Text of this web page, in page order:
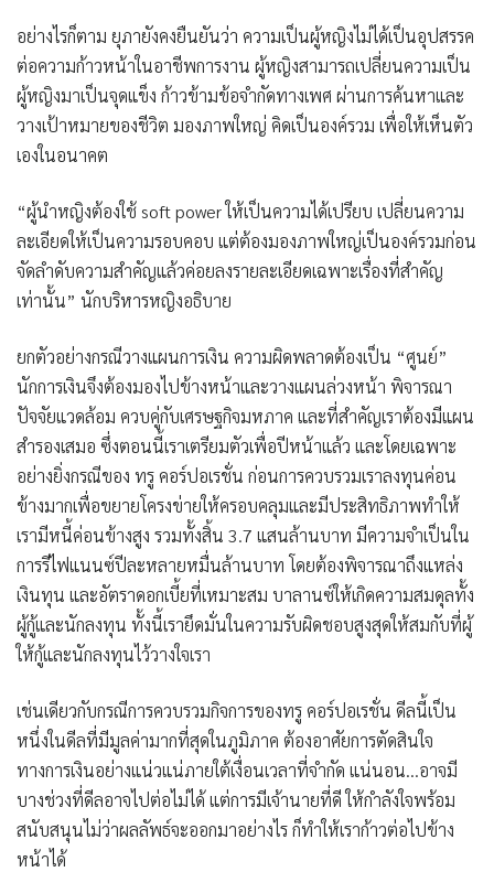
อย่างไรก็ตาม ยุภายังคงยืนยันว่า ความเป็นผู้หญิงไม่ได้เป็นอุปสรรค
ต่อความก้าวหน้าในอาชีพการงาน ผู้หญิงสามารถเปลี่ยนความเป็น
ผู้หญิงมาเป็นจุดแข็ง ก้าวข้ามข้อจำกัดทางเพศ ผ่านการค้นหาและ
วางเป้าหมายของชีวิต มองภาพใหญ่ คิดเป็นองค์รวม เพื่อให้เห็นตัว
เองในอนาคต
“ผู้นำหญิงต้องใช้ soft power ให้เป็นความได้เปรียบ เปลี่ยนความ
ละเอียดให้เป็นความรอบคอบ แต่ต้องมองภาพใหญ่เป็นองค์รวมก่อน
จัดลำดับความสำคัญแล้วค่อยลงรายละเอียดเฉพาะเรื่องที่สำคัญ
เท่านั้น” นักบริหารหญิงอธิบาย
ยกตัวอย่างกรณีวางแผนการเงิน ความผิดพลาดต้องเป็น “ศูนย์”
นักการเงินจึงต้องมองไปข้างหน้าและวางแผนล่วงหน้า พิจารณา
ปัจจัยแวดล้อม ควบคู่กับเศรษฐกิจมหภาค และที่สำคัญเราต้องมีแผน
สำรองเสมอ ซึ่งตอนนี้เราเตรียมตัวเพื่อปีหน้าแล้ว และโดยเฉพาะ
อย่างยิ่งกรณีของ ทรู คอร์ปอเรชั่น ก่อนการควบรวมเราลงทุนค่อน
ข้างมากเพื่อขยายโครงข่ายให้ครอบคลุมและมีประสิทธิภาพทำให้
เรามีหนี้ค่อนข้างสูง รวมทั้งสิ้น 3.7 แสนล้านบาท มีความจำเป็นใน
การรีไฟแนนซ์ปีละหลายหมื่นล้านบาท โดยต้องพิจารณาถึงแหล่ง
เงินทุน และอัตราดอกเบี้ยที่เหมาะสม บาลานซ์ให้เกิดความสมดุลทั้ง
ผู้กู้และนักลงทุน ทั้งนี้เรายึดมั่นในความรับผิดชอบสูงสุดให้สมกับที่ผู้
ให้กู้และนักลงทุนไว้วางใจเรา
เช่นเดียวกับกรณีการควบรวมกิจการของทรู คอร์ปอเรชั่น ดีลนี้เป็น
หนึ่งในดีลที่มีมูลค่ามากที่สุดในภูมิภาค ต้องอาศัยการตัดสินใจ
ทางการเงินอย่างแน่วแน่ภายใต้เงื่อนเวลาที่จำกัด แน่นอน…อาจมี
บางช่วงที่ดีลอาจไปต่อไม่ได้ แต่การมีเจ้านายที่ดี ให้กำลังใจพร้อม
สนับสนุนไม่ว่าผลลัพธ์จะออกมาอย่างไร ก็ทำให้เราก้าวต่อไปข้าง
หน้าได้